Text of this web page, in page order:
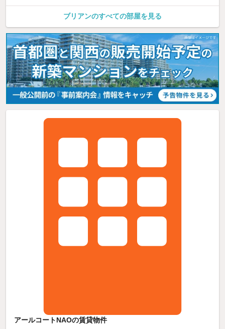
ブリアンのすべての部屋を見る
アールコートNAOの賃貸物件